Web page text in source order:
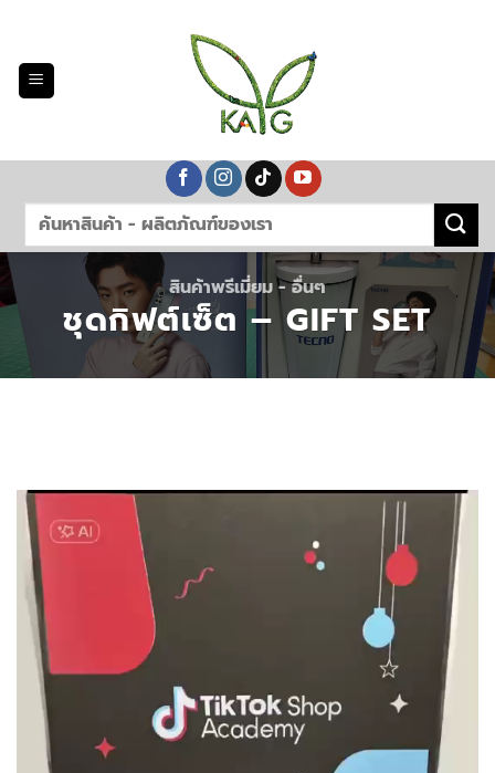
content
สินค้าพรีเมี่ยม - อื่นๆ
ชุดกิฟต์เซ็ต – GIFT SET
Video
Player